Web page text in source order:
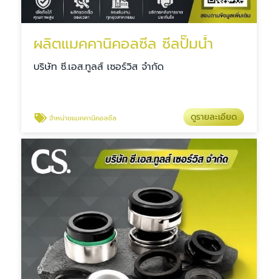
ผลิตแมคคานิคอลซีล ซีลปั๊มน้ำ
บริษัท ซี.เอส.ทูลส์ เซอร์วิส จำกัด
จำหน่ายแมคคานิคอลซีล ดูรายละเอียด